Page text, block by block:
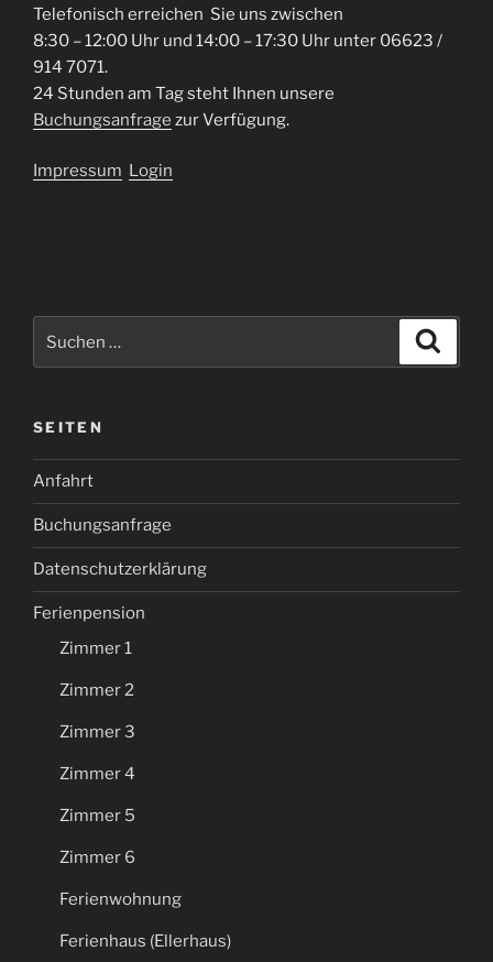
Telefonisch erreichen Sie uns zwischen
8:30 – 12:00 Uhr und 14:00 – 17:30 Uhr unter 06623 /
914 7071.
24 Stunden am Tag steht Ihnen unsere
Buchungsanfrage zur Verfügung.
Impressum Login
nach:
SEITEN
Anfahrt
Buchungsanfrage
Datenschutzerklärung
Ferienpension
Zimmer 1
Zimmer 2
Zimmer 3
Zimmer 4
Zimmer 5
Zimmer 6
Ferienwohnung
Ferienhaus (Ellerhaus)